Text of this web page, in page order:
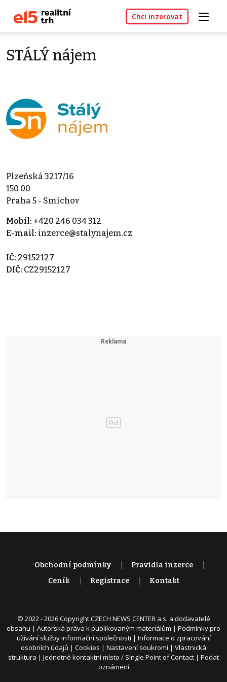
Chci inzerovat
STÁLÝ nájem
Plzeňská 3217/16
150 00
Praha 5 - Smíchov
Mobil: +420 246 034 312
E-mail: inzerce@stalynajem.cz
IČ: 29152127
DIČ: CZ29152127
Obchodní podmínky
Pravidla inzerce
Ceník
Registrace Kontakt
© 2022 - 2026 Copyright CZECH NEWS CENTER a.s. a dodavatelé
obsahu | Autorská práva k publikovaným materiálům | Podmínky pro
užívání služby informační společnosti | Informace o zpracování
osobních údajů | Cookies | Nastavení soukromí | Vlastnická
struktura | Jednotné kontaktní místo / Single Point of Contact | Podat
oznámení